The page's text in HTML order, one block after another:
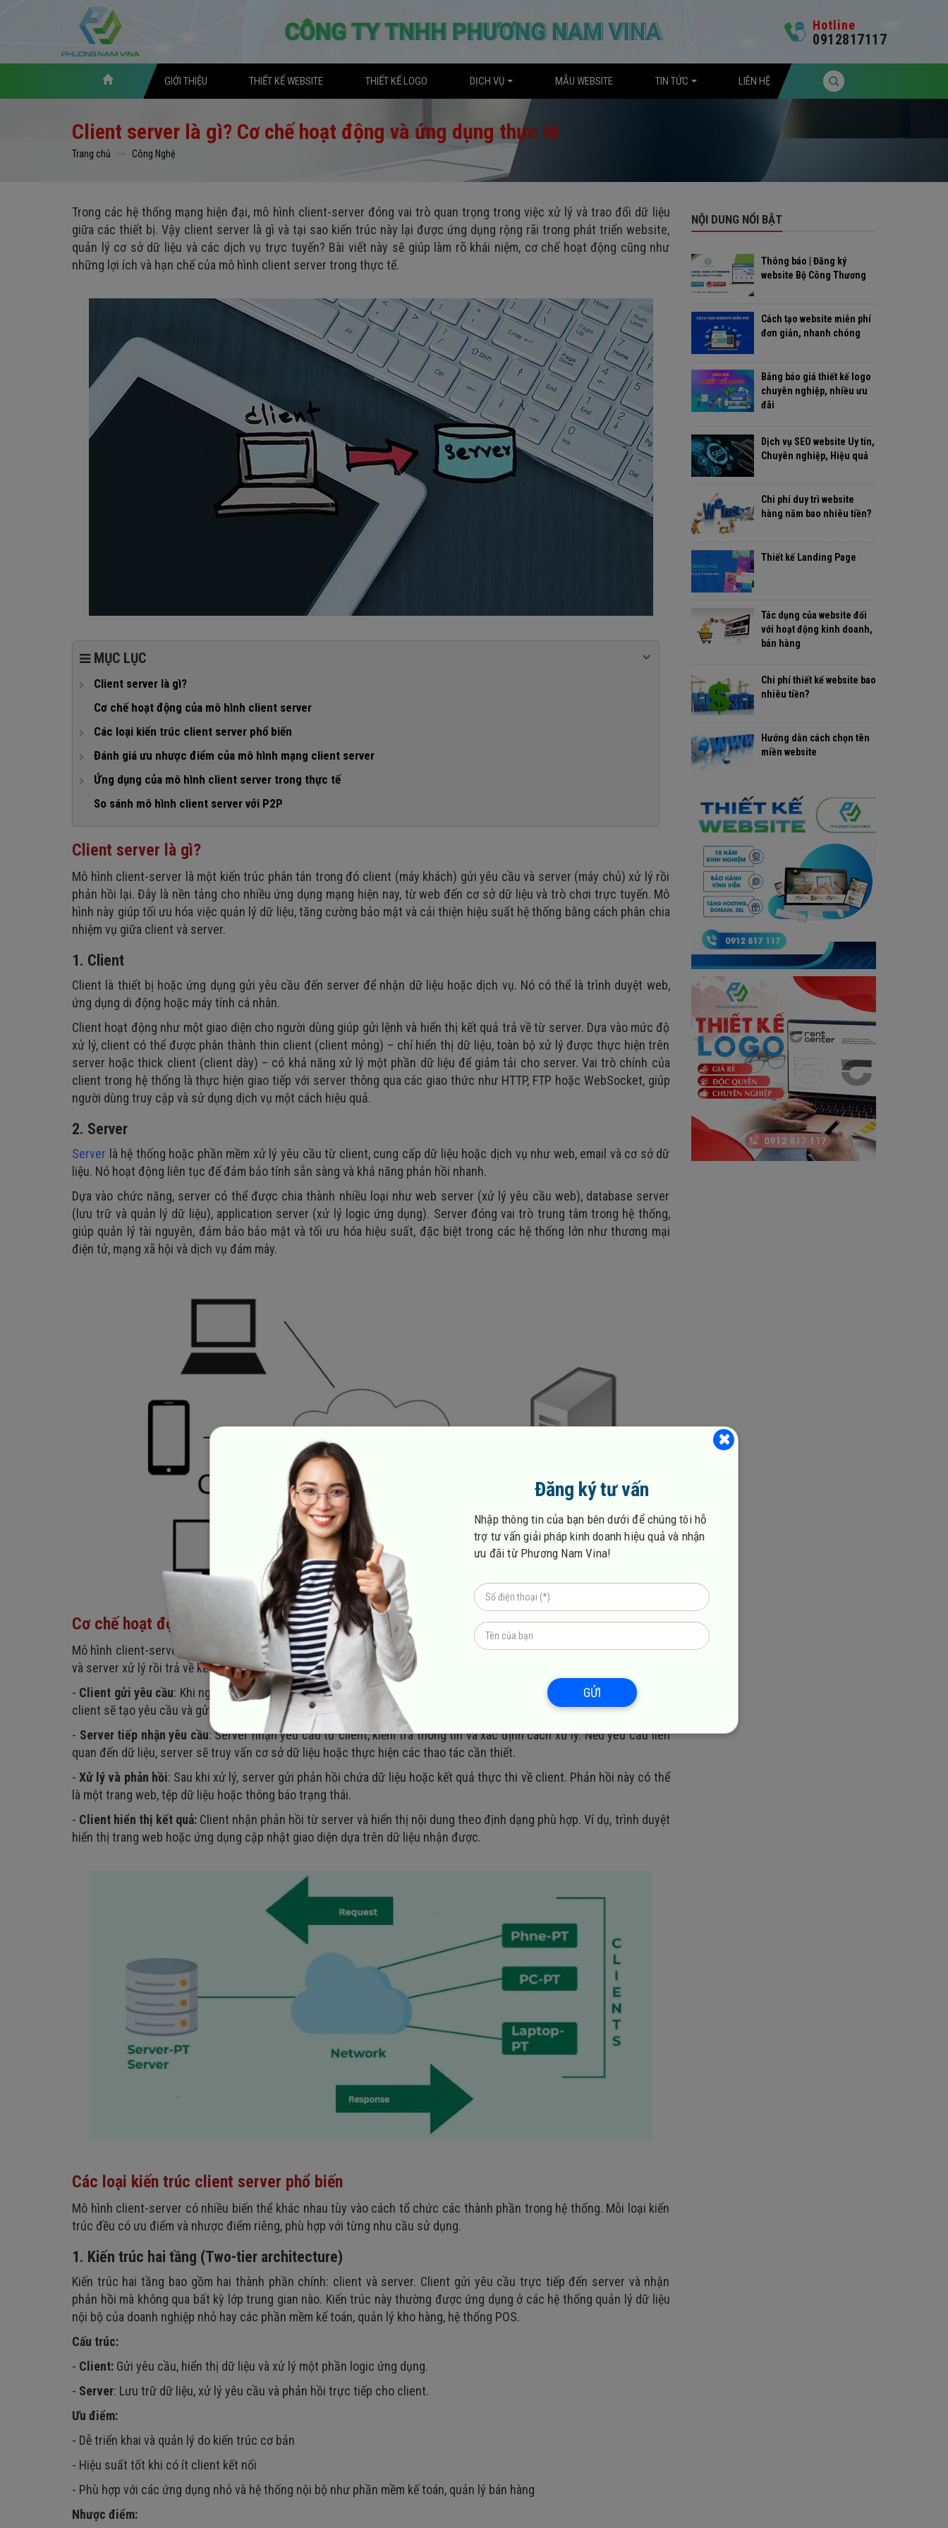
Hotline
0912817117
GIỚI THIỆU THIẾT KẾ WEBSITE THIẾT KẾ LOGO DỊCH VỤ MẪU WEBSITE TIN TỨC LIÊN HỆ
Client server là gì? Cơ chế hoạt động và ứng dụng thực tế
Trang chủ Công Nghệ
Trong các hệ thống mạng hiện đại, mô hình client-server đóng vai trò quan trọng trong việc xử lý và trao đổi dữ liệu
giữa các thiết bị. Vậy client server là gì và tại sao kiến trúc này lại được ứng dụng rộng rãi trong phát triển website,
quản lý cơ sở dữ liệu và các dịch vụ trực tuyến? Bài viết này sẽ giúp làm rõ khái niệm, cơ chế hoạt động cũng như
những lợi ích và hạn chế của mô hình client server trong thực tế.
MỤC LỤC
Client server là gì?
1. Client
2. Server
Cơ chế hoạt động của mô hình client server
Các loại kiến trúc client server phổ biến
1. Kiến trúc hai tầng (Two-tier architecture)
2. Kiến trúc ba tầng (Three-tier architecture)
3. Kiến trúc N tầng (N-tier architecture)
Đánh giá ưu nhược điểm của mô hình mạng client server
1. Ưu điểm của mô hình client server
2. Nhược điểm của mô hình web client server
Ứng dụng của mô hình client server trong thực tế
1. Ứng dụng trong phát triển website
2. Ứng dụng trong hệ thống cơ sở dữ liệu
3. Ứng dụng trong trò chơi trực tuyến
4. Ứng dụng trong thương mại điện tử
So sánh mô hình client server với P2P
Client server là gì?
Mô hình client-server là một kiến trúc phân tán trong đó client (máy khách) gửi yêu cầu và server (máy chủ) xử lý rồi
phản hồi lại. Đây là nền tảng cho nhiều ứng dụng mạng hiện nay, từ web đến cơ sở dữ liệu và trò chơi trực tuyến. Mô
hình này giúp tối ưu hóa việc quản lý dữ liệu, tăng cường bảo mật và cải thiện hiệu suất hệ thống bằng cách phân chia
nhiệm vụ giữa client và server.
1. Client
Client là thiết bị hoặc ứng dụng gửi yêu cầu đến server để nhận dữ liệu hoặc dịch vụ. Nó có thể là trình duyệt web,
ứng dụng di động hoặc máy tính cá nhân.
Client hoạt động như một giao diện cho người dùng giúp gửi lệnh và hiển thị kết quả trả về từ server. Dựa vào mức độ
xử lý, client có thể được phân thành thin client (client mỏng) – chỉ hiển thị dữ liệu, toàn bộ xử lý được thực hiện trên
server hoặc thick client (client dày) – có khả năng xử lý một phần dữ liệu để giảm tải cho server. Vai trò chính của
client trong hệ thống là thực hiện giao tiếp với server thông qua các giao thức như HTTP, FTP hoặc WebSocket, giúp
người dùng truy cập và sử dụng dịch vụ một cách hiệu quả.
2. Server
Server là hệ thống hoặc phần mềm xử lý yêu cầu từ client, cung cấp dữ liệu hoặc dịch vụ như web, email và cơ sở dữ
liệu. Nó hoạt động liên tục để đảm bảo tính sẵn sàng và khả năng phản hồi nhanh.
Dựa vào chức năng, server có thể được chia thành nhiều loại như web server (xử lý yêu cầu web), database server
(lưu trữ và quản lý dữ liệu), application server (xử lý logic ứng dụng). Server đóng vai trò trung tâm trong hệ thống,
giúp quản lý tài nguyên, đảm bảo bảo mật và tối ưu hóa hiệu suất, đặc biệt trong các hệ thống lớn như thương mại
điện tử, mạng xã hội và dịch vụ đám mây.
Cơ chế hoạt động của mô hình client server
Mô hình client-server hoạt động theo nguyên tắc yêu cầu – phản hồi (request-response) trong đó client gửi yêu cầu
và server xử lý rồi trả về kết quả. Quá trình này diễn ra theo các bước sau:
- Client gửi yêu cầu: Khi người dùng thực hiện một thao tác như nhập URL trên trình duyệt hoặc gửi lệnh từ ứng dụng,
client sẽ tạo yêu cầu và gửi đến server qua giao thức mạng như HTTP,
- Server tiếp nhận yêu cầu: Server nhận yêu cầu từ client, kiểm tra thông tin và xác định cách xử lý. Nếu yêu cầu liên
quan đến dữ liệu, server sẽ truy vấn cơ sở dữ liệu hoặc thực hiện các thao tác cần thiết.
-Xử lý và phản hồi: Sau khi xử lý, server gửi phản hồi chứa dữ liệu hoặc kết quả thực thi về client. Phản hồi này có thể
là một trang web, tệp dữ liệu hoặc thông báo trạng thái.
- Client hiển thị kết quả: Client nhận phản hồi từ server và hiển thị nội dung theo định dạng phù hợp. Ví dụ, trình duyệt
hiển thị trang web hoặc ứng dụng cập nhật giao diện dựa trên dữ liệu nhận được.
Các loại kiến trúc client server phổ biến
Mô hình client-server có nhiều biến thể khác nhau tùy vào cách tổ chức các thành phần trong hệ thống. Mỗi loại kiến
trúc đều có ưu điểm và nhược điểm riêng, phù hợp với từng nhu cầu sử dụng.
1. Kiến trúc hai tầng (Two-tier architecture)
Kiến trúc hai tầng bao gồm hai thành phần chính: client và server. Client gửi yêu cầu trực tiếp đến server và nhận
phản hồi mà không qua bất kỳ lớp trung gian nào. Kiến trúc này thường được ứng dụng ở các hệ thống quản lý dữ liệu
nội bộ của doanh nghiệp nhỏ hay các phần mềm kế toán, quản lý kho hàng, hệ thống POS.
Cấu trúc:
- Client: Gửi yêu cầu, hiển thị dữ liệu và xử lý một phần logic ứng dụng.
- Server: Lưu trữ dữ liệu, xử lý yêu cầu và phản hồi trực tiếp cho client.
Ưu điểm:
- Dễ triển khai và quản lý do kiến trúc cơ bản
- Hiệu suất tốt khi có ít client kết nối
- Phù hợp với các ứng dụng nhỏ và hệ thống nội bộ như phần mềm kế toán, quản lý bán hàng
Nhược điểm:
NỘI DUNG NỔI BẬT
Thông báo | Đăng ký
website Bộ Công Thương
Cách tạo website miễn phí
đơn giản, nhanh chóng
Bảng báo giá thiết kế logo
chuyên nghiệp, nhiều ưu
đãi
Dịch vụ SEO website Uy tín,
Chuyên nghiệp, Hiệu quả
Chi phí duy trì website
hàng năm bao nhiêu tiền?
Thiết kế Landing Page
Tác dụng của website đối
với hoạt động kinh doanh,
bán hàng
Chi phí thiết kế website bao
nhiêu tiền?
Hướng dẫn cách chọn tên
miền website
Đăng ký tư vấn
Nhập thông tin của bạn bên dưới để chúng tôi hỗ
trợ tư vấn giải pháp kinh doanh hiệu quả và nhận
ưu đãi từ Phương Nam Vina!
GỬI